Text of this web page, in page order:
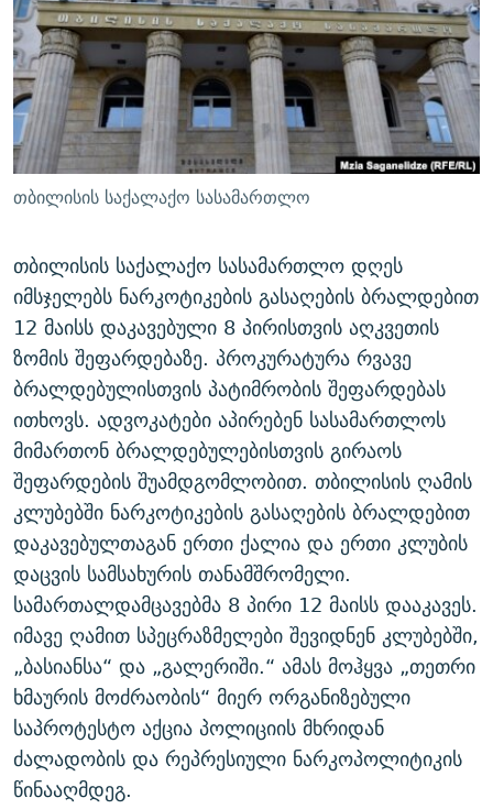
ᲛᲝᲚᲐᲞᲐᲠᲐᲙᲔ ᲢᲔᲥᲡᲢᲔᲑᲘ
ᲨᲘᲜ - ᲣᲪᲮᲝᲔᲗᲨᲘ
ᲚᲘᲢᲔᲠᲐᲢᲣᲠᲣᲚᲘ ᲬᲐᲮᲜᲐᲒᲔᲑᲘ
ᲐᲛᲔᲠᲘᲙᲣᲚᲘ ᲛᲝᲗᲮᲠᲝᲑᲐ
ᲘᲛᲞᲔᲠᲘᲐ ᲓᲐ ᲠᲐᲓᲘᲝ
ᲩᲔᲛᲘ ᲡᲘᲙᲕᲓᲘᲚᲘᲡ ᲛᲘᲖᲔᲖᲘᲐ COVID-19
11 ᲬᲔᲚᲘ - 11 ᲐᲛᲑᲐᲕᲘ
ᲡᲐᲞᲐᲠᲚᲐᲛᲔᲜᲢᲝ ᲐᲠᲩᲔᲕᲜᲔᲑᲘᲡ ᲘᲡᲢᲝᲠᲘᲐ
ᲑᲐᲕᲨᲕᲔᲑᲘ ᲞᲠᲝᲡᲢᲘᲢᲣᲪᲘᲐᲨᲘ - ᲐᲛᲝᲣᲗᲥᲛᲔᲚᲘ ᲐᲛᲑᲐᲕᲘ
5 ᲐᲛᲑᲐᲕᲘ - 20 ᲘᲕᲜᲘᲡᲡ ᲓᲐᲨᲐᲕᲔᲑᲣᲚᲔᲑᲘ
ПРИВЕТ ᲙᲣᲚᲢᲣᲠᲐ
ᲒᲐᲛᲝᲘᲬᲔᲠᲔ
რთე/რთ-ის ყველა საიტი
თბილისის საქალაქო სასამართლო
თბილისის საქალაქო სასამართლო დღეს
იმსჯელებს ნარკოტიკების გასაღების ბრალდებით
12 მაისს დაკავებული 8 პირისთვის აღკვეთის
ზომის შეფარდებაზე. პროკურატურა რვავე
ბრალდებულისთვის პატიმრობის შეფარდებას
ითხოვს. ადვოკატები აპირებენ სასამართლოს
მიმართონ ბრალდებულებისთვის გირაოს
შეფარდების შუამდგომლობით. თბილისის ღამის
კლუბებში ნარკოტიკების გასაღების ბრალდებით
დაკავებულთაგან ერთი ქალია და ერთი კლუბის
დაცვის სამსახურის თანამშრომელი.
სამართალდამცავებმა 8 პირი 12 მაისს დააკავეს.
იმავე ღამით სპეცრაზმელები შევიდნენ კლუბებში,
„ბასიანსა“ და „გალერიში.“ ამას მოჰყვა „თეთრი
ხმაურის მოძრაობის“ მიერ ორგანიზებული
საპროტესტო აქცია პოლიციის მხრიდან
ძალადობის და რეპრესიული ნარკოპოლიტიკის
წინააღმდეგ.